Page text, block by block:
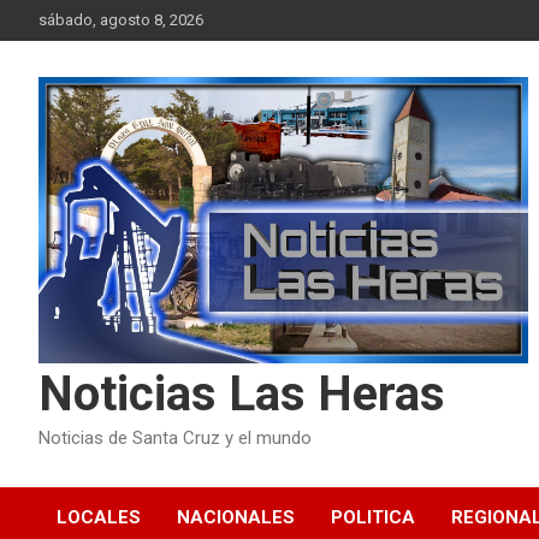
to
sábado, agosto 8, 2026
Noticias Las Heras
Noticias de Santa Cruz y el mundo
LOCALES NACIONALES POLITICA